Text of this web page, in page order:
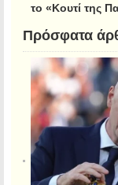
το «Κουτί της
Πρόσφατα